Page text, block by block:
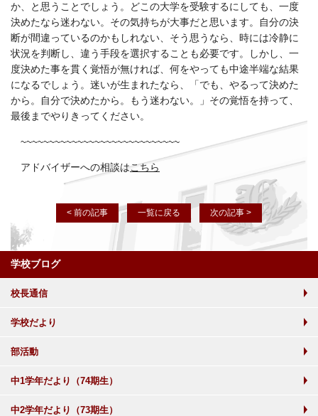
か、と思うことでしょう。どこの大学を受験するにしても、一度
決めたなら迷わない。その気持ちが大事だと思います。自分の決
断が間違っているのかもしれない、そう思うなら、時には冷静に
状況を判断し、違う手段を選択することも必要です。しかし、一
度決めた事を貫く覚悟が無ければ、何をやっても中途半端な結果
になるでしょう。迷いが生まれたなら、「でも、やるって決めた
から。自分で決めたから。もう迷わない。」その覚悟を持って、
最後までやりきってください。
~~~~~~~~~~~~~~~~~~~~~~~~~~~~
アドバイザーへの相談はこちら
< 前の記事 一覧に戻る 次の記事 >
学校ブログ
校長通信
学校だより
部活動
中1学年だより（74期生）
中2学年だより（73期生）